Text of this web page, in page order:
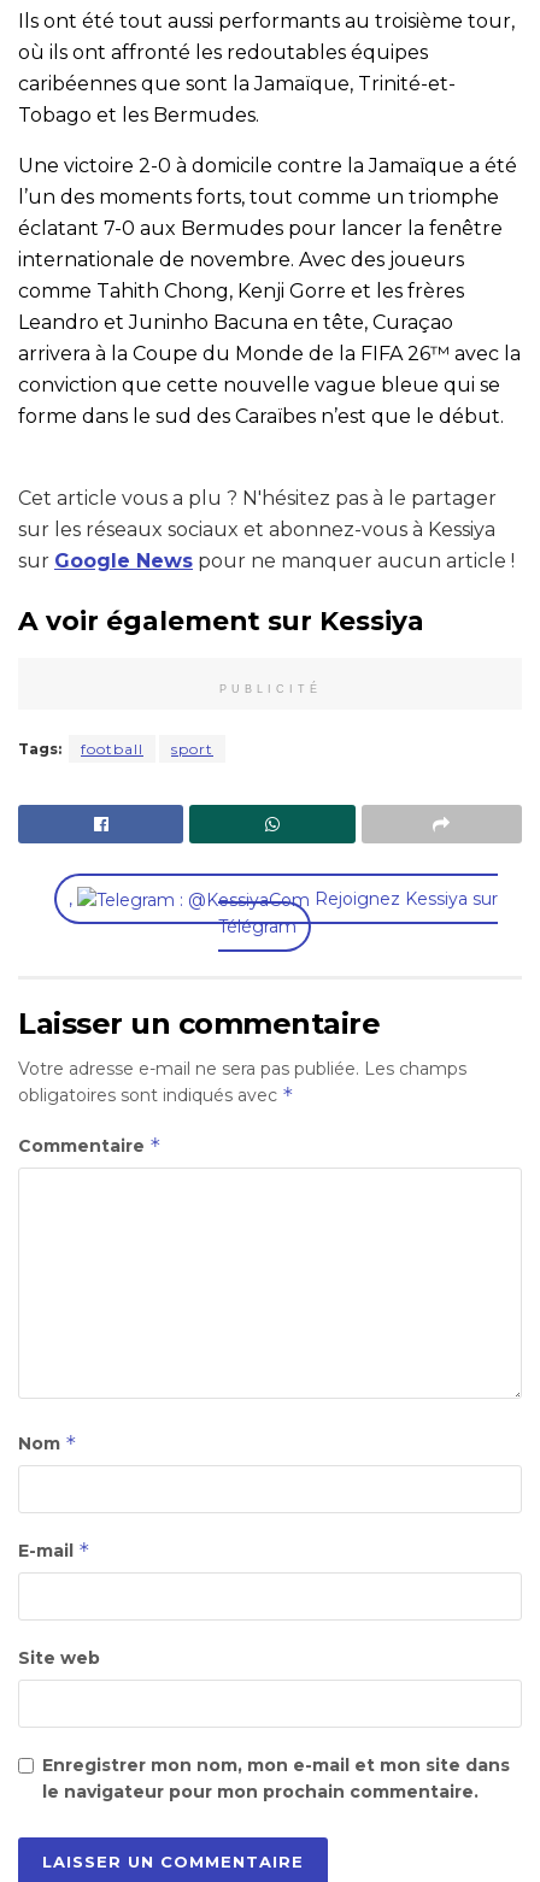
Ils ont été tout aussi performants au troisième tour,
où ils ont affronté les redoutables équipes
caribéennes que sont la Jamaïque, Trinité-et-
Tobago et les Bermudes.
Une victoire 2-0 à domicile contre la Jamaïque a été
l’un des moments forts, tout comme un triomphe
éclatant 7-0 aux Bermudes pour lancer la fenêtre
internationale de novembre. Avec des joueurs
comme Tahith Chong, Kenji Gorre et les frères
Leandro et Juninho Bacuna en tête, Curaçao
arrivera à la Coupe du Monde de la FIFA 26™ avec la
conviction que cette nouvelle vague bleue qui se
forme dans le sud des Caraïbes n’est que le début.
Cet article vous a plu ? N'hésitez pas à le partager
sur les réseaux sociaux et abonnez-vous à Kessiya
sur Google News pour ne manquer aucun article !
A voir également sur Kessiya
PUBLICITÉ
Tags: football sport
,
Rejoignez Kessiya sur
Télégram
Laisser un commentaire
Votre adresse e-mail ne sera pas publiée. Les champs
obligatoires sont indiqués avec *
Commentaire *
Nom *
E-mail *
Site web
Enregistrer mon nom, mon e-mail et mon site dans
le navigateur pour mon prochain commentaire.